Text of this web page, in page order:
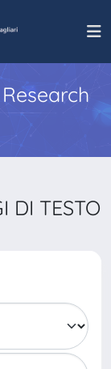
DI TESTO